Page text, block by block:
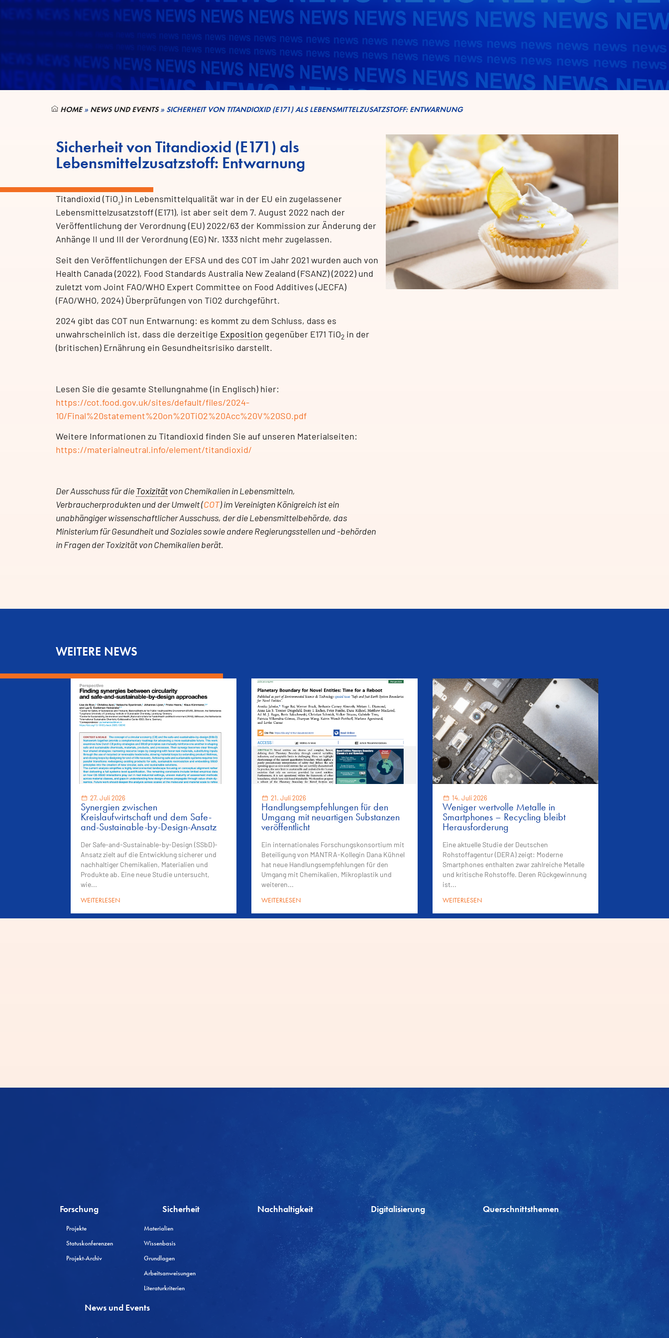
HOME» NEWS UND EVENTS» SICHERHEIT VON TITANDIOXID (E171) ALS LEBENSMITTELZUSATZSTOFF: ENTWARNUNG
Sicherheit von Titandioxid (E171) als
Lebensmittelzusatzstoff: Entwarnung
Titandioxid (TiO₂) in Lebensmittelqualität war in der EU ein zugelassener
Lebensmittelzusatzstoff (E171), ist aber seit dem 7. August 2022 nach der
Veröffentlichung der Verordnung (EU) 2022/63 der Kommission zur Änderung der
Anhänge II und III der Verordnung (EG) Nr. 1333 nicht mehr zugelassen.
Seit den Veröffentlichungen der EFSA und des COT im Jahr 2021 wurden auch von
Health Canada (2022), Food Standards Australia New Zealand (FSANZ) (2022) und
zuletzt vom Joint FAO/WHO Expert Committee on Food Additives (JECFA)
(FAO/WHO, 2024) Überprüfungen von TiO2 durchgeführt.
2024 gibt das COT nun Entwarnung: es kommt zu dem Schluss, dass es
unwahrscheinlich ist, dass die derzeitige Exposition gegenüber E171 TiO2 in der
(britischen) Ernährung ein Gesundheitsrisiko darstellt.
Lesen Sie die gesamte Stellungnahme (in Englisch) hier:
https://cot.food.gov.uk/sites/default/files/2024-
10/Final%20statement%20on%20TiO2%20Acc%20V%20SO.pdf
Weitere Informationen zu Titandioxid finden Sie auf unseren Materialseiten:
https://materialneutral.info/element/titandioxid/
Der Ausschuss für dieToxizitätvon Chemikalien in Lebensmitteln,
Verbraucherprodukten und der Umwelt (COT) im Vereinigten Königreich ist ein
unabhängiger wissenschaftlicher Ausschuss, der die Lebensmittelbehörde, das
Ministerium für Gesundheit und Soziales sowie andere Regierungsstellen und -behörden
in Fragen der Toxizität von Chemikalien berät.
WEITERE NEWS
27. Juli 2026
Synergien zwischen
Kreislaufwirtschaft und dem Safe-
and-Sustainable-by-Design-Ansatz
Der Safe-and-Sustainable-by-Design (SSbD)-
Ansatz zielt auf die Entwicklung sicherer und
nachhaltiger Chemikalien, Materialien und
Produkte ab. Eine neue Studie untersucht,
wie...
WEITERLESEN
21. Juli 2026
Handlungsempfehlungen für den
Umgang mit neuartigen Substanzen
veröffentlicht
Ein internationales Forschungskonsortium mit
Beteiligung von MANTRA-Kollegin Dana Kühnel
hat neue Handlungsempfehlungen für den
Umgang mit Chemikalien, Mikroplastik und
weiteren...
WEITERLESEN
14. Juli 2026
Weniger wertvolle Metalle in
Smartphones – Recycling bleibt
Herausforderung
Eine aktuelle Studie der Deutschen
Rohstoffagentur (DERA) zeigt: Moderne
Smartphones enthalten zwar zahlreiche Metalle
und kritische Rohstoffe. Deren Rückgewinnung
ist...
WEITERLESEN
Forschung
Projekte
Statuskonferenzen
Projekt-Archiv
Sicherheit
Materialien
Wissenbasis
Grundlagen
Arbeitsanweisungen
Literaturkriterien
Nachhaltigkeit Digitalisierung Querschnittsthemen
News und Events